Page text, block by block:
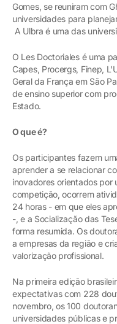
Gomes, se reuniram com
universidades para
A Ulbra é uma das
O Les Doctoriales é uma
Capes, Procergs, Finep,
Geral da França em São
de ensino superior com
Estado.
O que é?
Os participantes fazem
aprender a se relacionar
inovadores orientados por
competição, ocorrem
24 horas - em que eles
-, e a Socialização das
forma resumida. Os
a empresas da região e
valorização profissional.
Na primeira edição
expectativas com 228
novembro, os 100
universidades públicas e